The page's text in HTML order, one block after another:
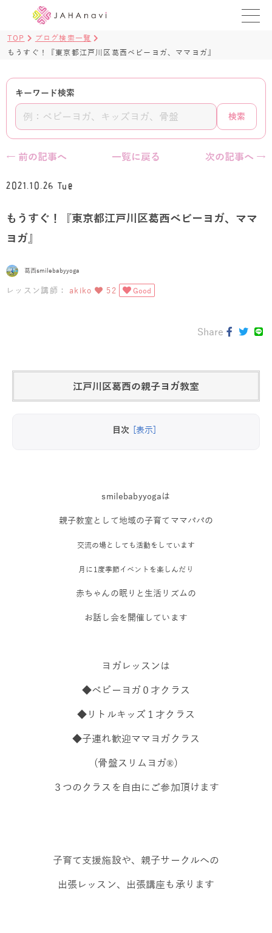
レッスンを探す
BLOG
ヨガ資格講座 ›
TOP
ブログ検索一覧
もうすぐ！『東京都江戸川区葛西ベビーヨガ、ママヨガ』
キーワード検索
検索
← 前の記事へ 一覧に戻る 次の記事へ →
2021.10.26 Tue
もうすぐ！『東京都江戸川区葛西ベビーヨガ、ママ
ヨガ』
葛西smilebabyyoga
レッスン講師： akiko 52 Good
Share
江戸川区葛西の親子ヨガ教室
目次 [表示]
smilebabyyogaは
親子教室として地域の子育てママパパの
交流の場としても活動をしています
月に1度季節イベントを楽しんだり
赤ちゃんの眠りと生活リズムの
お話し会を開催しています
ヨガレッスンは
◆ベビーヨガ０才クラス
◆リトルキッズ１才クラス
◆子連れ歓迎ママヨガクラス
(骨盤スリムヨガ®)
３つのクラスを自由にご参加頂けます
子育て支援施設や、親子サークルへの
出張レッスン、出張講座も承ります